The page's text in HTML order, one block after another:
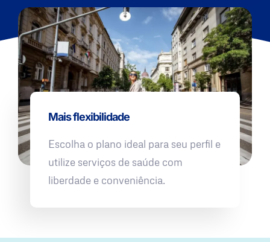
Mais flexibilidade
Escolha o plano ideal para seu perfil e
utilize serviços de saúde com
liberdade e conveniência.